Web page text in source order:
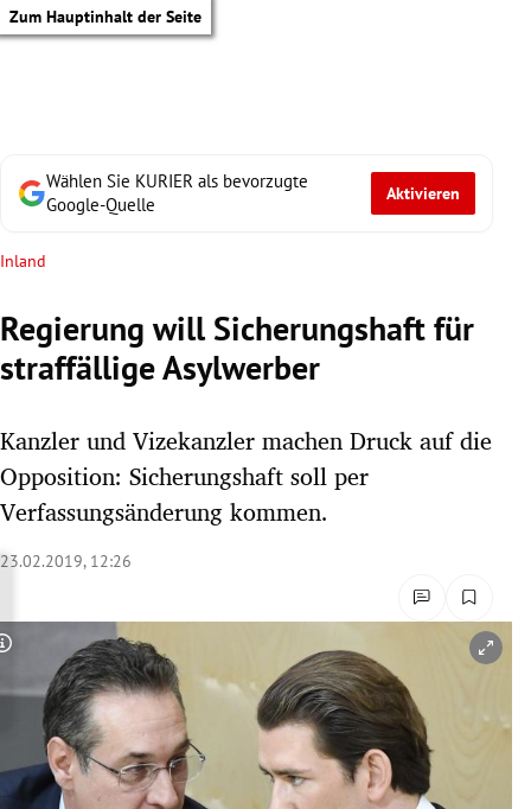
Zum Hauptinhalt der Seite
Untermenü
Untermenü
Untermenü
Untermenü
Untermenü
Wählen Sie KURIER als bevorzugte
Google-Quelle
Aktivieren
Inland
Regierung will Sicherungshaft für
straffällige Asylwerber
Kanzler und Vizekanzler machen Druck auf die
Opposition: Sicherungshaft soll per
Verfassungsänderung kommen.
23.02.2019, 12:26
Copyright-Hinweis öffnen/schließen